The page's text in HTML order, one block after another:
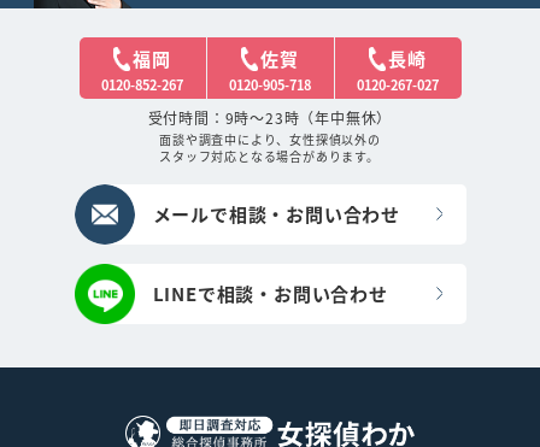
福岡
0120-852-267
佐賀
0120-905-718
長崎
0120-267-027
受付時間：9時～23時（年中無休）
面談や調査中により、女性探偵以外の
スタッフ対応となる場合があります。
メールで相談・お問い合わせ
LINEで相談・お問い合わせ